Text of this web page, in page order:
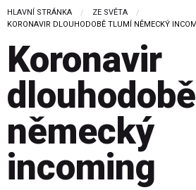
HLAVNÍ STRÁNKA
ZE SVĚTA
CURRENT:
KORONAVIR DLOUHODOBĚ TLUMÍ NĚMECKÝ
Koronavir
německý
incoming